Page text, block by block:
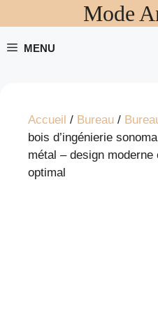
au
contenu
Mode
MENU
Accueil / Bureau /
bois d’ingénierie
métal – design
optimal